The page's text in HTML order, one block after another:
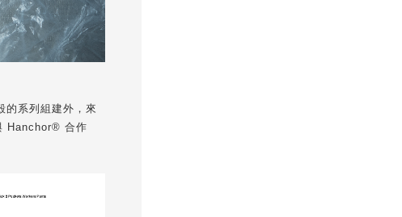
的系列組建外，來
Hanchor® 合作